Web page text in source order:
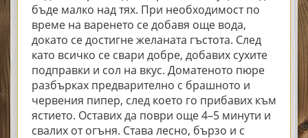
бъде малко над тях. При необходимост по
време на варенето се добавя още вода,
докато се достигне желаната гъстота. След
като всичко се свари добре, добавих сухите
подправки и сол на вкус. Доматеното пюре
разбърках предварително с брашното и
червения пипер, след което го прибавих към
ястието. Оставих да поври още 4–5 минути и
свалих от огъня. Става лесно, бързо и с